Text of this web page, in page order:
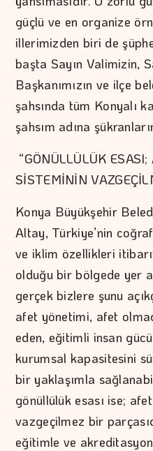
güçlü ve en organize
illerimizden biri de
başta Sayın Valimizin,
Başkanımızın ve ilçe
şahsında tüm Konyalı
şahsım adına
“GÖNÜLLÜLÜK
SİSTEMİNİN
Konya Büyükşehir
Altay, Türkiye’nin
ve iklim özellikleri
olduğu bir bölgede yer
gerçek bizlere şunu
afet yönetimi, afet
eden, eğitimli insan
kurumsal kapasitesini
bir yaklaşımla
gönüllülük esası ise;
vazgeçilmez bir
eğitimle ve